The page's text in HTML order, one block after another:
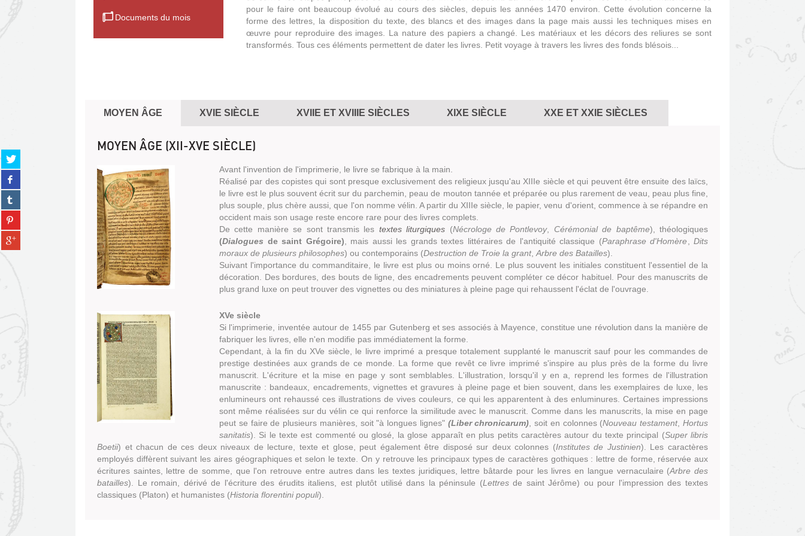
Partager
sur
twitter
(Nouvelle
fenêtre)
Partager
sur
facebook
(Nouvelle
fenêtre)
Partager
sur
tumblr
(Nouvelle
fenêtre)
Partager
sur
pinterest
(Nouvelle
Partager
sur
Documents du mois
pour le faire ont beaucoup évolué au cours des siècles, depuis les années 1470 environ. Cette évolution concerne la
forme des lettres, la disposition du texte, des blancs et des images dans la page mais aussi les techniques mises en
œuvre pour reproduire des images. La nature des papiers a changé. Les matériaux et les décors des reliures se sont
transformés. Tous ces éléments permettent de dater les livres. Petit voyage à travers les livres des fonds blésois...
MOYEN ÂGE XVIE SIÈCLE XVIIE ET XVIIIE SIÈCLES XIXE SIÈCLE XXE ET XXIE SIÈCLES
MOYEN ÂGE (XII-XVE SIÈCLE)
Avant l'invention de l'imprimerie, le livre se fabrique à la main.
Réalisé par des copistes qui sont presque exclusivement des religieux jusqu'au XIIIe siècle et qui peuvent être ensuite des laïcs,
le livre est le plus souvent écrit sur du parchemin, peau de mouton tannée et préparée ou plus rarement de veau, peau plus fine,
plus souple, plus chère aussi, que l'on nomme vélin. A partir du XIIIe siècle, le papier, venu d'orient, commence à se répandre en
occident mais son usage reste encore rare pour des livres complets.
De cette manière se sont transmis les textes liturgiques (Nécrologe de Pontlevoy, Cérémonial de baptême), théologiques
(Dialogues de saint Grégoire) , mais aussi les grands textes littéraires de l'antiquité classique (Paraphrase d'Homère ,Dits
moraux de plusieurs philosophes) ou contemporains (Destruction de Troie la grant, Arbre des Batailles).
Suivant l'importance du commanditaire, le livre est plus ou moins orné. Le plus souvent les initiales constituent l'essentiel de la
décoration. Des bordures, des bouts de ligne, des encadrements peuvent compléter ce décor habituel. Pour des manuscrits de
plus grand luxe on peut trouver des vignettes ou des miniatures à pleine page qui rehaussent l'éclat de l'ouvrage.
XVe siècle
Si l'imprimerie, inventée autour de 1455 par Gutenberg et ses associés à Mayence, constitue une révolution dans la manière de
fabriquer les livres, elle n'en modifie pas immédiatement la forme.
Cependant, à la fin du XVe siècle, le livre imprimé a presque totalement supplanté le manuscrit sauf pour les commandes de
prestige destinées aux grands de ce monde. La forme que revêt ce livre imprimé s'inspire au plus près de la forme du livre
manuscrit. L'écriture et la mise en page y sont semblables. L'illustration, lorsqu'il y en a, reprend les formes de l'illustration
manuscrite : bandeaux, encadrements, vignettes et gravures à pleine page et bien souvent, dans les exemplaires de luxe, les
enlumineurs ont rehaussé ces illustrations de vives couleurs, ce qui les apparentent à des enluminures. Certaines impressions
sont même réalisées sur du vélin ce qui renforce la similitude avec le manuscrit. Comme dans les manuscrits, la mise en page
peut se faire de plusieurs manières, soit "à longues lignes" (Liber chronicarum) , soit en colonnes (Nouveau testament,Hortus
sanitatis). Si le texte est commenté ou glosé, la glose apparaît en plus petits caractères autour du texte principal (Super libris
Boetii) et chacun de ces deux niveaux de lecture, texte et glose, peut également être disposé sur deux colonnes (Institutes de Justinien). Les caractères
employés diffèrent suivant les aires géographiques et selon le texte. On y retrouve les principaux types de caractères gothiques : lettre de forme, réservée aux
écritures saintes, lettre de somme, que l'on retrouve entre autres dans les textes juridiques, lettre bâtarde pour les livres en langue vernaculaire (Arbre des
batailles). Le romain, dérivé de l'écriture des érudits italiens, est plutôt utilisé dans la péninsule (Lettresde saint Jérôme) ou pour l'impression des textes
classiques (Platon) et humanistes (Historia florentini populi).